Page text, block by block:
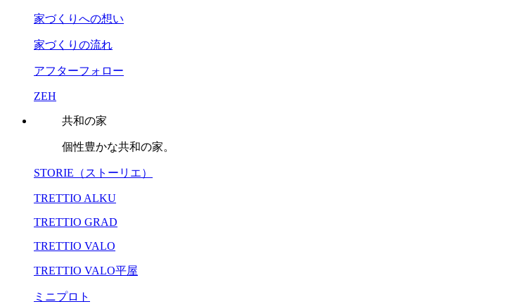
家づくりへの想い
家づくりの流れ
アフターフォロー
ZEH
共和の家
個性豊かな共和の家。
STORIE（ストーリエ）
TRETTIO ALKU
TRETTIO GRAD
TRETTIO VALO
TRETTIO VALO平屋
ミニプロト